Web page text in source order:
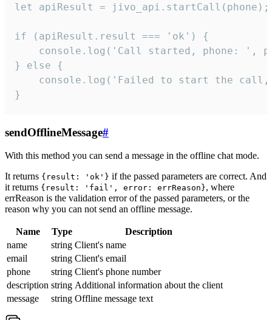
let apiResult = jivo_api.startCall(phone);
if (apiResult.result === 'ok') {
console.log('Call started, phone: ',
} else {
console.log('Failed to start the
}
sendOfflineMessage#
With this method you can send a message in the offline chat mode.
It returns {result: 'ok'} if the passed parameters are correct. And
it returns {result: 'fail', error: errReason}, where
errReason is the validation error of the passed parameters, or the
reason why you can not send an offline message.
Name Type
Description
name
string Client's name
email
string Client's email
phone
string Client's phone number
description string Additional information about the client
message
string Offline message text